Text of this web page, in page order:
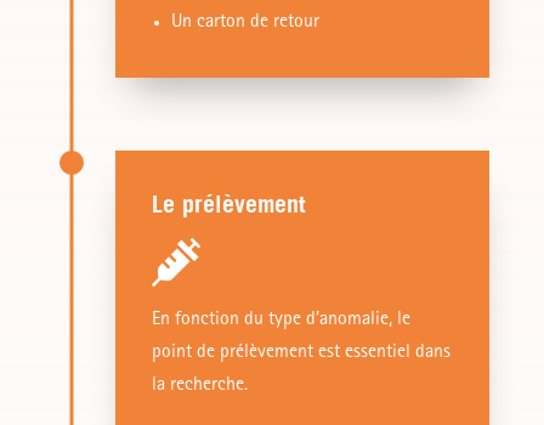
Un carton de retour
Le prélèvement

En fonction du type d’anomalie, le
point de prélèvement est essentiel dans
la recherche.